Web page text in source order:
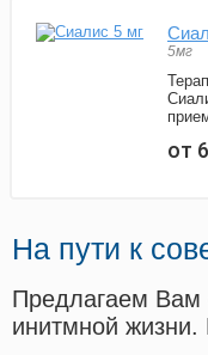
5мг
от
На пути к
Предлагаем Вам
инитмной